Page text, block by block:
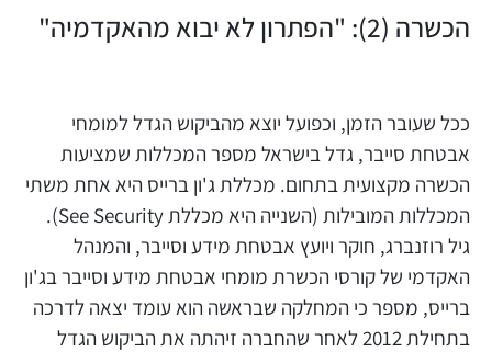
הכשרה (2): "הפתרון לא יבוא מהאקדמיה"
ככל שעובר הזמן, וכפועל יוצא מהביקוש הגדל למומחי
אבטחת סייבר, גדל בישראל מספר המכללות שמציעות
הכשרה מקצועית בתחום. מכללת ג'ון ברייס היא אחת משתי
המכללות המובילות (השנייה היא מכללת See Security).
גיל רוזנברג, חוקר ויועץ אבטחת מידע וסייבר, והמנהל
האקדמי של קורסי הכשרת מומחי אבטחת מידע וסייבר בג'ון
ברייס, מספר כי המחלקה שבראשה הוא עומד יצאה לדרכה
בתחילת 2012 לאחר שהחברה זיהתה את הביקוש הגדל